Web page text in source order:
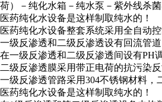
荷）－纯化水箱－纯水泵－紫外线杀
医药纯化水设备是这样制取纯水的！
医药纯化水设备整套系统采用全自动
一级反渗透和二级反渗透设有回流管
在一级反渗透和二级反渗透间设有PH
二级反渗透膜采用带正电荷的抗污染
一级反渗透管路采用304不锈钢材料，
医药纯化水设备是这样制取纯水的！